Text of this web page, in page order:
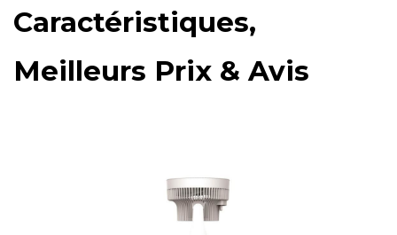
Caractéristiques,
Meilleurs Prix & Avis